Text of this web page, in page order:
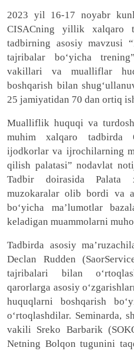
2023 yil 16-17 noyabr
CISACning yillik xalqaro
tadbirning asosiy mavzusi
tajribalar bo‘yicha
vakillari va mualliflar
boshqarish bilan
25 jamiyatidan 70 dan ortiq
Mualliflik huquqi va
muhim xalqaro tadbirda
ijodkorlar va ijrochilarning
qilish palatasi” nodavlat
Tadbir doirasida Palata
muzokaralar olib bordi va
bo‘yicha ma’lumotlar
keladigan muammolarni
Tadbirda asosiy ma’
Declan Rudden
tajribalari bilan
qarorlarga asosiy
huquqlarni boshqarish
o‘rtoqlashdilar. Seminarda,
vakili Sreko Barbarik
Netning Bolqon tugunini